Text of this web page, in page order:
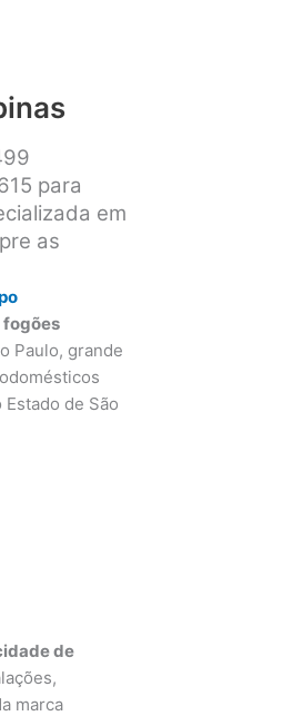
para
em
as
Paulo, grande
de São
de
marca